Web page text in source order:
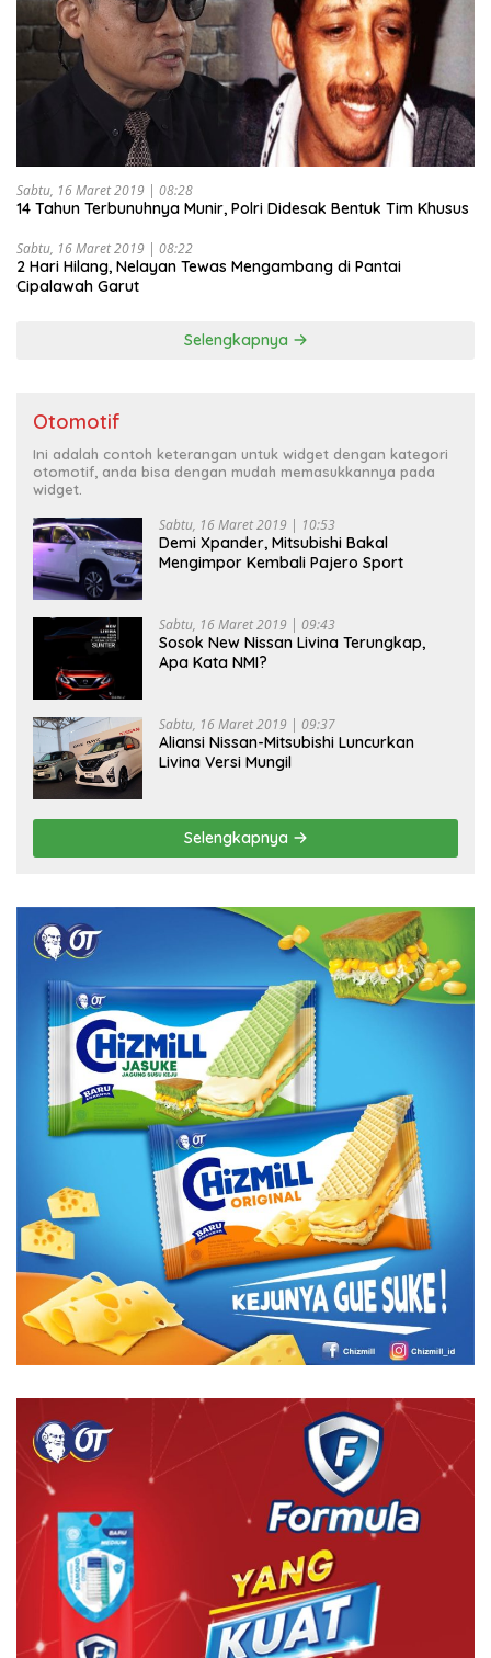
Sabtu, 16 Maret 2019 | 08:28
14 Tahun Terbunuhnya Munir, Polri Didesak Bentuk Tim Khusus
Sabtu, 16 Maret 2019 | 08:22
2 Hari Hilang, Nelayan Tewas Mengambang di Pantai
Cipalawah Garut
Selengkapnya
Otomotif
Ini adalah contoh keterangan untuk widget dengan kategori
otomotif, anda bisa dengan mudah memasukkannya pada
widget.
Sabtu, 16 Maret 2019 | 10:53
Demi Xpander, Mitsubishi Bakal
Mengimpor Kembali Pajero Sport
Sabtu, 16 Maret 2019 | 09:43
Sosok New Nissan Livina Terungkap,
Apa Kata NMI?
Sabtu, 16 Maret 2019 | 09:37
Aliansi Nissan-Mitsubishi Luncurkan
Livina Versi Mungil
Selengkapnya